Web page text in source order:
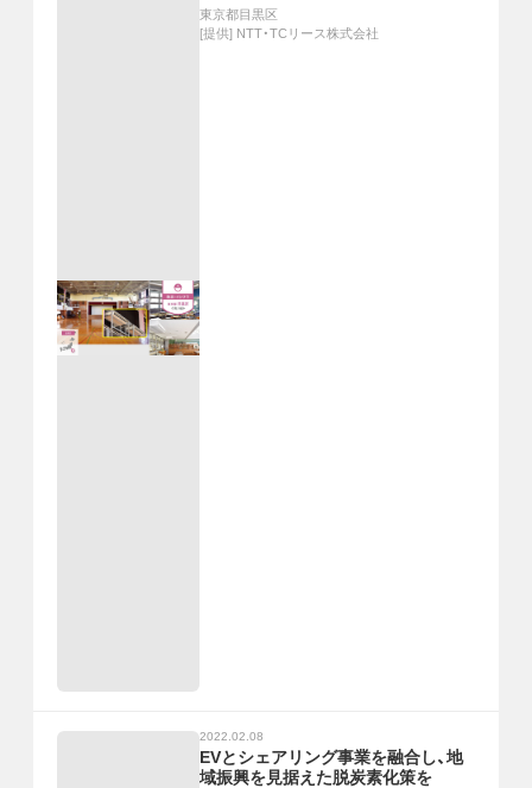
東京都目黒区
[提供] NTT・TCリース株式会社
2022.02.08
EVとシェアリング事業を融合し、地
域振興を見据えた脱炭素化策を